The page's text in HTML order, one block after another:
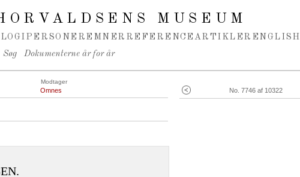
MUSEUM
PERSONER EMNER REFERENCEARTIKLER ENGLISH
Søg Dokumenterne år for år
No. 7746 af 10322
Modtager
Omnes